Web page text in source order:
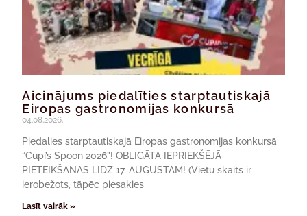
Aicinājums piedalīties starptautiskajā
Eiropas gastronomijas konkursā
04.08.2026.
Piedalies starptautiskajā Eiropas gastronomijas konkursā
“Cupi’s Spoon 2026”! OBLIGĀTA IEPRIEKŠĒJĀ
PIETEIKŠANĀS LĪDZ 17. AUGUSTAM! (Vietu skaits ir
ierobežots, tāpēc piesakies
Lasīt vairāk »